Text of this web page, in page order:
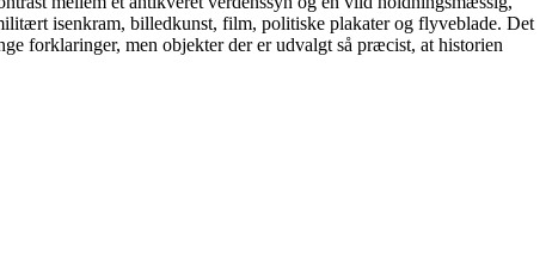
isenkram, billedkunst, film, politiske plakater og flyveblade. Det
forklaringer, men objekter der er udvalgt så præcist, at historien